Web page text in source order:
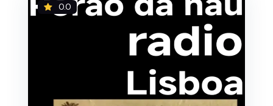
0.0